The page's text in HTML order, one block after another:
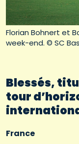
Florian Bohnert et
week-end. © SC
Blessés,
tour
France